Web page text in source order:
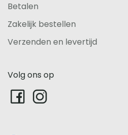
Betalen
Zakelijk bestellen
Verzenden en levertijd
Volg ons op